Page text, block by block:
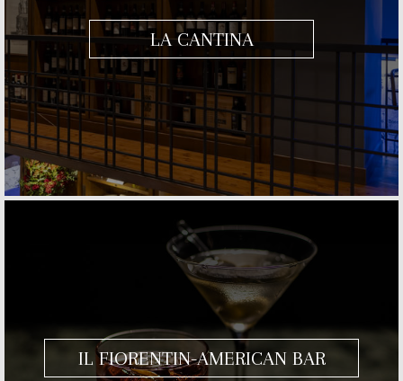
LA CANTINA
IL FIORENTIN-AMERICAN BAR